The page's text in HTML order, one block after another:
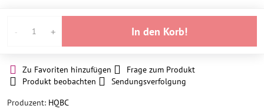
In den Korb!
Zu Favoriten hinzufügen
Frage zum Produkt
Produkt beobachten
Sendungsverfolgung
Produzent: HQBC